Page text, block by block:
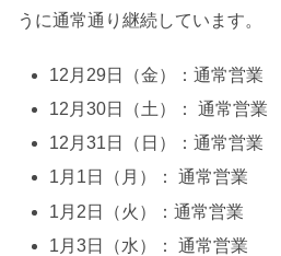
うに通常通り継続しています。
12月29日（金）：通常営業
12月30日（土）： 通常営業
12月31日（日）：通常営業
1月1日（月）： 通常営業
1月2日（火）：通常営業
1月3日（水）： 通常営業